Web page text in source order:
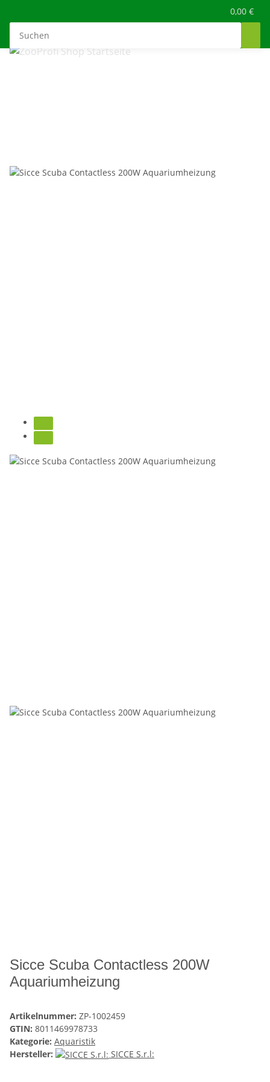
0,00 €
Sicce Scuba Contactless 200W
Aquariumheizung
Artikelnummer: ZP-1002459
GTIN: 8011469978733
Kategorie: Aquaristik
Hersteller:
SICCE S.r.l: